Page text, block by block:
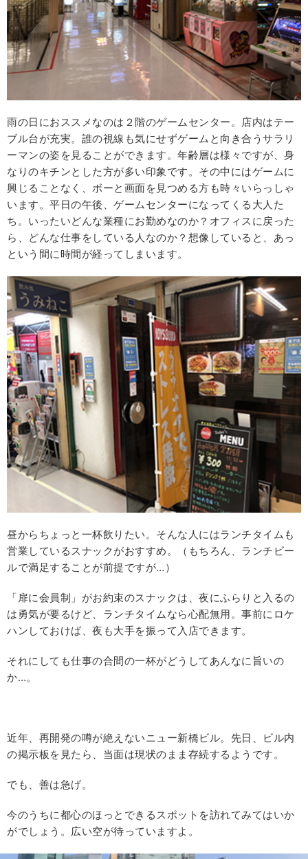
雨の日におススメなのは２階のゲームセンター。店内はテー
ブル台が充実。誰の視線も気にせずゲームと向き合うサラリ
ーマンの姿を見ることができます。年齢層は様々ですが、身
なりのキチンとした方が多い印象です。その中にはゲームに
興じることなく、ボーと画面を見つめる方も時々いらっしゃ
います。平日の午後、ゲームセンターになってくる大人た
ち。いったいどんな業種にお勤めなのか？オフィスに戻った
ら、どんな仕事をしている人なのか？想像していると、あっ
という間に時間が経ってしまいます。
昼からちょっと一杯飲りたい。そんな人にはランチタイムも
営業しているスナックがおすすめ。（もちろん、ランチビー
ルで満足することが前提ですが…）
「扉に会員制」がお約束のスナックは、夜にふらりと入るの
は勇気が要るけど、ランチタイムなら心配無用。事前にロケ
ハンしておけば、夜も大手を振って入店できます。
それにしても仕事の合間の一杯がどうしてあんなに旨いの
か…。
近年、再開発の噂が絶えないニュー新橋ビル。先日、ビル内
の掲示板を見たら、当面は現状のまま存続するようです。
でも、善は急げ。
今のうちに都心のほっとできるスポットを訪れてみてはいか
がでしょう。広い空が待っていますよ。